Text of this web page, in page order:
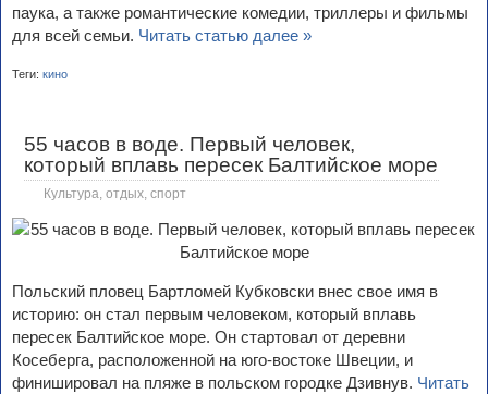
паука, а также романтические комедии, триллеры и фильмы
для всей семьи. Читать статью далее »
Теги: кино
55 часов в воде. Первый человек,
который вплавь пересек Балтийское море
Культура, отдых, спорт
Польский пловец Бартломей Кубковски внес свое имя в
историю: он стал первым человеком, который вплавь
пересек Балтийское море. Он стартовал от деревни
Косеберга, расположенной на юго-востоке Швеции, и
финишировал на пляже в польском городке Дзивнув. Читать